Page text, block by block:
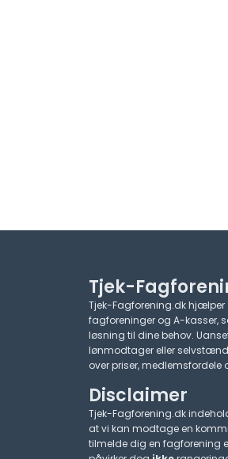
Tjek-
Tjek-Fagforening.dk
fagforeninger og A-kasser,
løsning til dine behov.
lønmodtager eller
over priser,
Disclaimer
Tjek-Fagforening.dk
at vi kan modtage en
tilmelde dig en fagforening